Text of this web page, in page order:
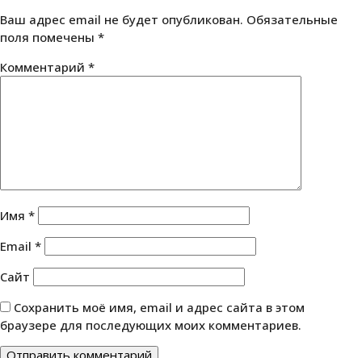
Ваш адрес email не будет опубликован. Обязательные
поля помечены *
Комментарий *
Имя *
Email *
Сайт
Сохранить моё имя, email и адрес сайта в этом
браузере для последующих моих комментариев.